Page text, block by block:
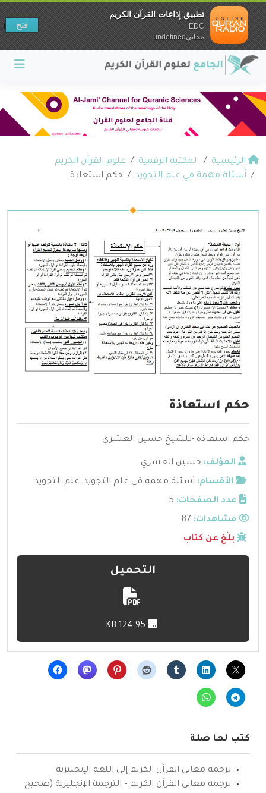
الرئيسية المكتبة الرقمية
علوم القرآن الكريم
أسئلة مهمة في علم التجويد
حكم استعاذة
حكم استعاذة
حكم استعاذة -للشيخ حسين العشري
المؤلف: حسين العشري
الأقسام: أسئلة مهمة في علم التجويد, علم التجويد
عدد الصفحات: 5
مشاهدات:
بلّغ عن كتاب
التحميل
كتب لها صلة
ترجمة معاني القرآن الكريم إلى اللغة الإنجليزية
ترجمة معاني القرآن الكريم – الترجمة الإنجليزية (صحيح
تطبيق إذاعات القرآن الكريم
EDC
مجانيundefined
فتح